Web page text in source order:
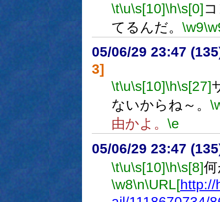
\t\u\s[10]\h\s[0]
てるんだ。 \w9
05/06/29 23:47
3]
\t\u\s[10]\h\s[27]
ないからね～。
由かよ。 \e
05/06/29 23:47
\t\u\s[10]\h\s[8]
\w8\n\URL[http://